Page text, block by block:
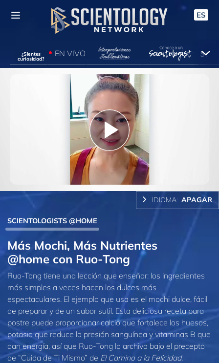
ES
¿Sientes
curiosidad?
EN VIVO
Play
Video
IDIOMA: APAGAR
SCIENTOLOGISTS @HOME
Más Mochi, Más Nutrientes
@home con Ruo‑Tong
Ruo‑Tong tiene una lección que enseñar: los ingredientes
más simples a veces hacen los dulces más
espectaculares. El ejemplo que usa es el mochi dulce, fácil
de preparar y de un sabor sutil. Esta deliciosa receta para
postre puede proporcionar calcio que fortalece los huesos,
potasio que reduce la presión sanguínea y vitaminas B que
dan energía, así que Ruo‑Tong lo archiva bajo el precepto
de “Cuida de Ti Mismo” de El Camino a la Felicidad.